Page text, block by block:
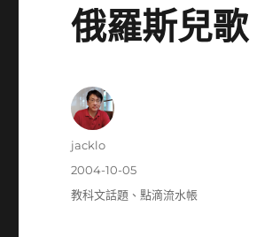
俄羅斯兒歌
作
jacklo
發
佈
2004-10-05
分
教科文話題 、點滴流水帳